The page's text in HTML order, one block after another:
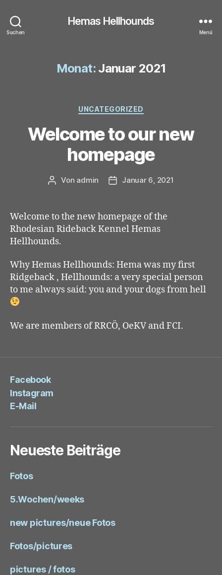
Suchen
Hemas Hellhounds
Menü
Monat: Januar 2021
Kategorien
UNCATEGORIZED
Welcome to our new
homepage
Beitragsautor
Von admin Veröffentlichungsdatum
Januar 6, 2021
Welcome to the new homepage of the
Rhodesian Rideback Kennel Hemas
Hellhounds.
Why Hemas Hellhounds: Hema was my first
Ridgeback , Hellhounds: a very special person
to me always said: you and your dogs from hell
We are members of RRCÖ, OeKV and FCI.
Facebook
Instagram
E-Mail
Neueste Beiträge
Fotos
5.Wochen/weeks
new pictures/neue Fotos
Fotos/pictures
pictures / fotos